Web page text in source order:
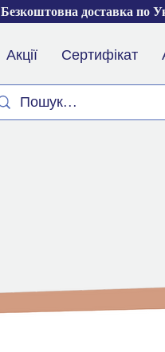
Безкоштовна доставка по
Акції Сертифікат